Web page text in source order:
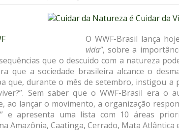
O WWF-Brasil lança
vida”, sobre a
que o descuido com a natureza
que a sociedade brasileira alcance o
que, durante o mês de setembro, instigou a
Sem saber que o WWF-Brasil era o
ao lançar o movimento, a organização
e apresenta uma lista com 10 áreas
Amazônia, Caatinga, Cerrado, Mata Atlântica